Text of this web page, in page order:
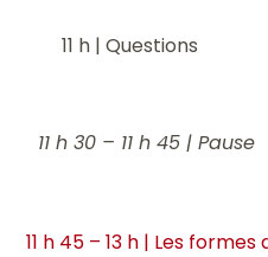
11 h | Questions
11 h 30 – 11 h 45 | Pause
11 h 45 – 13 h | Les